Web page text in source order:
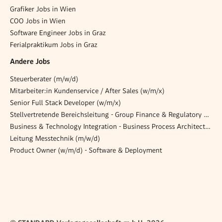
Grafiker Jobs in Wien
COO Jobs in Wien
Software Engineer Jobs in Graz
Ferialpraktikum Jobs in Graz
Andere Jobs
Steuerberater (m/w/d)
Mitarbeiter:in Kundenservice / After Sales (w/m/x)
Senior Full Stack Developer (w/m/x)
Stellvertretende Bereichsleitung - Group Finance & Regulatory Reporting
Business & Technology Integration - Business Process Architect (m/f/d)
Leitung Messtechnik (m/w/d)
Product Owner (w/m/d) - Software & Deployment